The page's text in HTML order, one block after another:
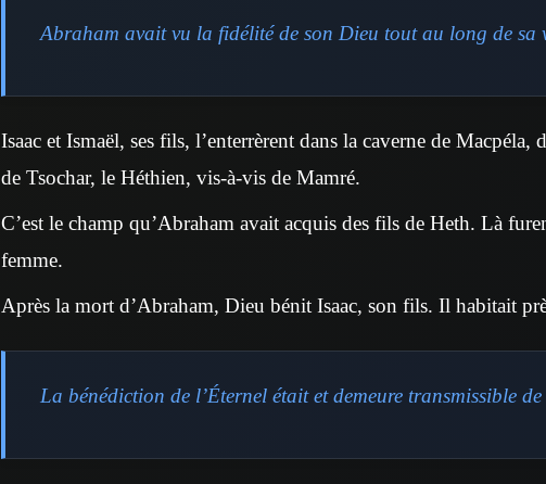
Abraham avait vu la fidélité de son Dieu tout au long de sa
Isaac et Ismaël, ses fils, l’enterrèrent dans la caverne de
de Tsochar, le Héthien, vis-à-vis de Mamré.
C’est le champ qu’Abraham avait acquis des fils de Heth. Là
femme.
Après la mort d’Abraham, Dieu bénit Isaac, son fils. Il habitait
La bénédiction de l’Éternel était et demeure transmissible